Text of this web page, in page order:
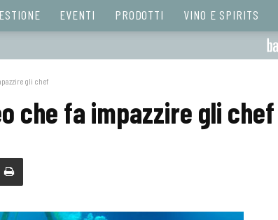
EVENTI PRODOTTI VINO E SPIRITS
gli chef
che fa impazzire gli chef